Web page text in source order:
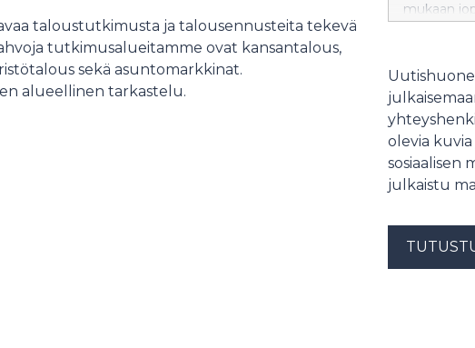
taloustutkimusta ja talousennusteita tekevä
tutkimusalueitamme ovat kansantalous,
sekä asuntomarkkinat.
alueellinen tarkastelu.
mukaan
olevia
sosiaalisen
julkaistu